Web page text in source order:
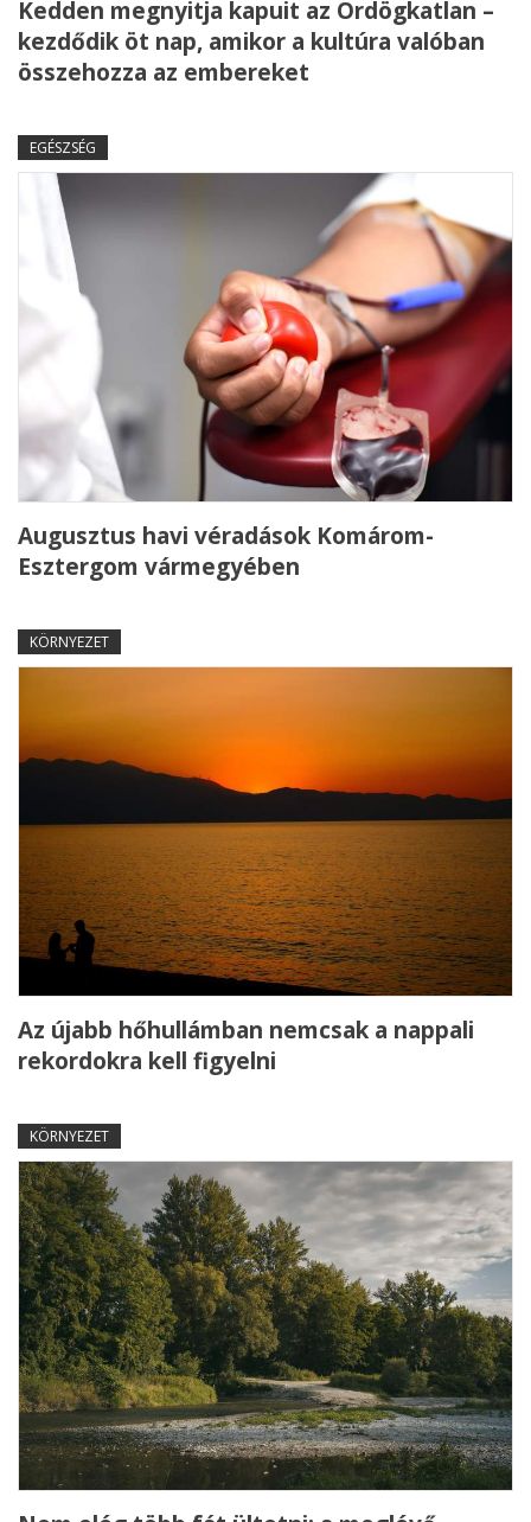
Kedden megnyitja kapuit az Ördögkatlan –
kezdődik öt nap, amikor a kultúra valóban
összehozza az embereket
EGÉSZSÉG
Augusztus havi véradások Komárom-
Esztergom vármegyében
KÖRNYEZET
Az újabb hőhullámban nemcsak a nappali
rekordokra kell figyelni
KÖRNYEZET